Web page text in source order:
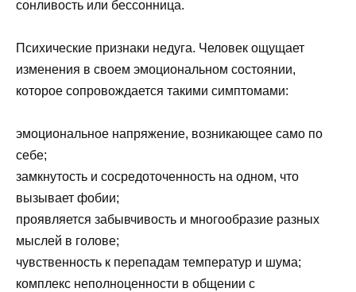
сонливость или бессонница.
Психические признаки недуга. Человек ощущает
изменения в своем эмоциональном состоянии,
которое сопровождается такими симптомами:
эмоциональное напряжение, возникающее само по
себе;
замкнутость и сосредоточенность на одном, что
вызывает фобии;
проявляется забывчивость и многообразие разных
мыслей в голове;
чувственность к перепадам температур и шума;
комплекс неполноценности в общении с